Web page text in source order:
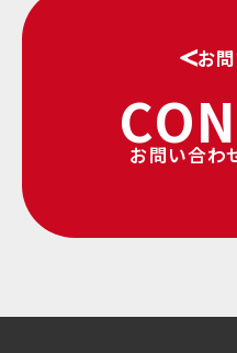
お
お問い合わ